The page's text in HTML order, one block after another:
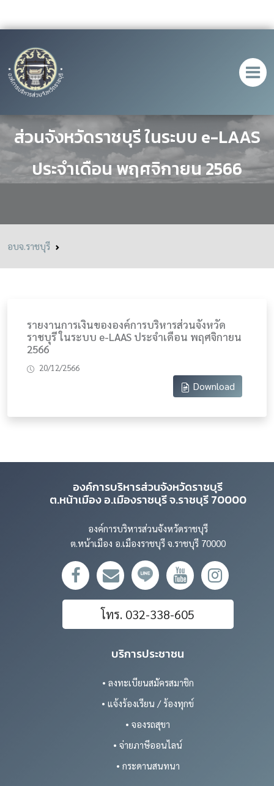
รายงานการเงินขององค์การบริหาร
ส่วนจังหวัดราชบุรี ในระบบ e-LAAS
ประจำเดือน พฤศจิกายน 2566
อบจ.ราชบุรี
รายงานการเงินขององค์การบริหารส่วนจังหวัด
ราชบุรี ในระบบ e-LAAS ประจำเดือน พฤศจิกายน
2566
20/12/2566
Download
องค์การบริหารส่วนจังหวัดราชบุรี
ต.หน้าเมือง อ.เมืองราชบุรี จ.ราชบุรี 70000
องค์การบริหารส่วนจังหวัดราชบุรี
ต.หน้าเมือง อ.เมืองราชบุรี จ.ราชบุรี 70000
โทร. 032-338-605
บริการประชาชน
• ลงทะเบียนสมัครสมาชิก
• แจ้งร้องเรียน / ร้องทุกข์
• จองรถสุขา
• จ่ายภาษีออนไลน์
• กระดานสนทนา